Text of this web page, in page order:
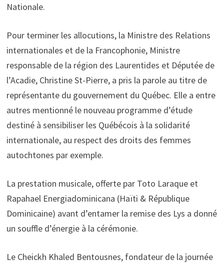
Nationale.
Pour terminer les allocutions, la Ministre des Relations
internationales et de la Francophonie, Ministre
responsable de la région des Laurentides et Députée de
l’Acadie, Christine St-Pierre, a pris la parole au titre de
représentante du gouvernement du Québec. Elle a entre
autres mentionné le nouveau programme d’étude
destiné à sensibiliser les Québécois à la solidarité
internationale, au respect des droits des femmes
autochtones par exemple.
La prestation musicale, offerte par Toto Laraque et
Rapahael Energiadominicana (Haïti & République
Dominicaine) avant d’entamer la remise des Lys a donné
un souffle d’énergie à la cérémonie.
Le Cheickh Khaled Bentousnes, fondateur de la journée